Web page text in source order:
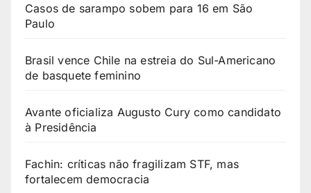
Casos de sarampo sobem para 16 em São
Paulo
Brasil vence Chile na estreia do Sul-Americano
de basquete feminino
Avante oficializa Augusto Cury como candidato
à Presidência
Fachin: críticas não fragilizam STF, mas
fortalecem democracia